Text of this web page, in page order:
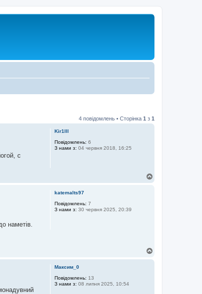
4 повідомлень • Сторінка 1 з 1
Kir1lll
Повідомлень: 6
З нами з: 04 червня 2018, 16:25
с
katemalts97
Повідомлень: 7
З нами з: 30 червня 2025, 20:39
наметів.
Максим_0
Повідомлень: 13
З нами з: 08 липня 2025, 10:54